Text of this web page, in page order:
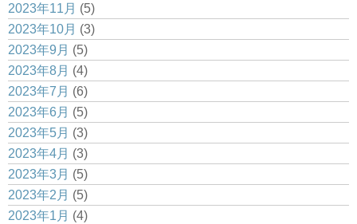
2023年11月 (5)
2023年10月 (3)
2023年9月 (5)
2023年8月 (4)
2023年7月 (6)
2023年6月 (5)
2023年5月 (3)
2023年4月 (3)
2023年3月 (5)
2023年2月 (5)
2023年1月 (4)